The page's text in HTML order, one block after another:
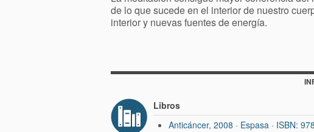
de lo que sucede en el interior de nuestro
interior y nuevas fuentes de energía.
Libros
Anticáncer, 2008 · Espasa · ISBN: